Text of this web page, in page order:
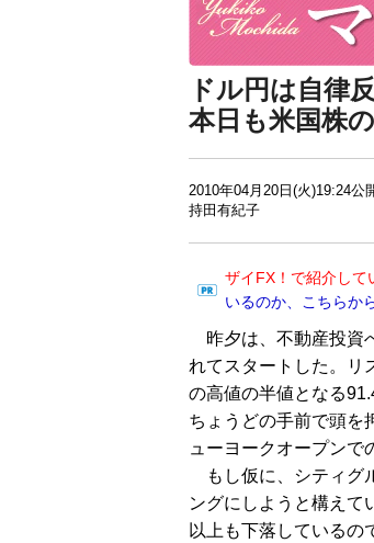
ドル円は自律
本日も米国株
2010年04月20日(火)19:24公
持田有紀子
ザイFX！で紹介して
いるのか、こちらか
昨夕は、不動産投資
れてスタートした。リ
の高値の半値となる
ちょうどの手前で頭を
ューヨークオープンで
もし仮に、シティグ
ングにしようと構えて
以上も下落しているの